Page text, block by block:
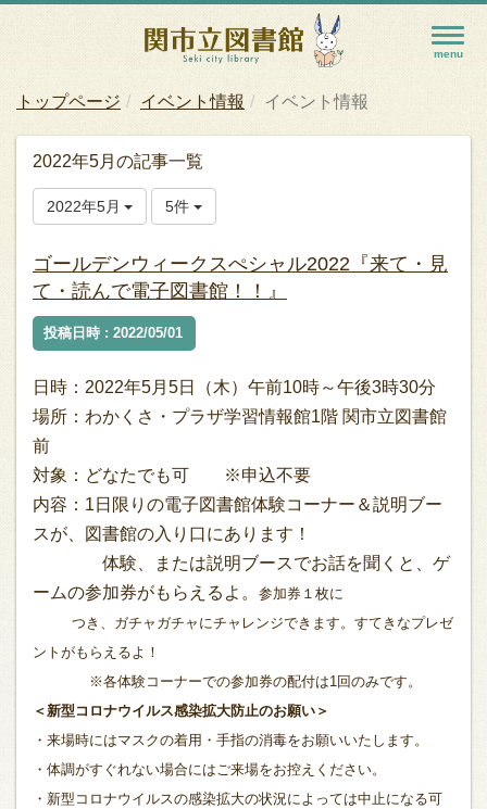
トップページ イベント情報 イベント情報
2022年5月の記事一覧
2022年5月 5件
ゴールデンウィークスぺシャル2022『来て・見
て・読んで電子図書館！！』
投稿日時 : 2022/05/01
日時：2022年5月5日（木）午前10時～午後3時30分
場所：わかくさ・プラザ学習情報館1階 関市立図書館
前
対象：どなたでも可 ※申込不要
内容：1日限りの電子図書館体験コーナー＆説明ブー
スが、図書館の入り口にあります！
体験、または説明ブースでお話を聞くと、ゲ
ームの参加券がもらえるよ。 参加券１枚に
つき、ガチャガチャにチャレンジできます。 すてきなプレゼ
ントがもらえるよ！
※各体験コーナーでの参加券の配付は1回のみです。
＜新型コロナウイルス感染拡大防止のお願い＞
・来場時にはマスクの着用・手指の消毒をお願いいたします。
・体調がすぐれない場合にはご来場をお控えください。
・新型コロナウイルスの感染拡大の状況によっては中止になる可